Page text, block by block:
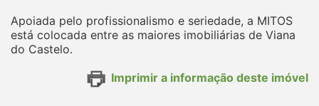
Apoiada pelo profissionalismo e seriedade, a MITOS
está colocada entre as maiores imobiliárias de Viana
do Castelo.
Imprimir a informação deste imóvel